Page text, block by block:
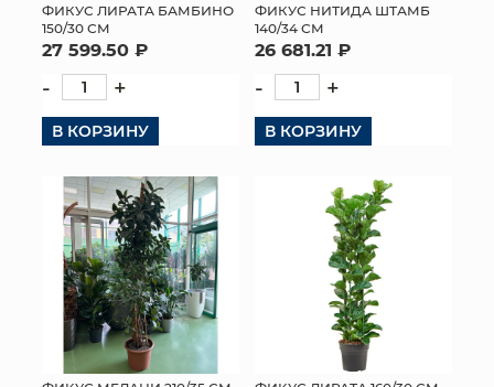
ФИКУС ЛИРАТА БАМБИНО
150/30 СМ
27 599.50 ₽
- +
В КОРЗИНУ
ФИКУС НИТИДА ШТАМБ
140/34 СМ
26 681.21 ₽
- +
В КОРЗИНУ